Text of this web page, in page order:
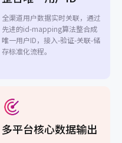
全渠道用户数据实时关联，通过
先进的id-mapping算法整合成
唯一用户ID，接入-验证-关联-储
存标准化流程。
多平台核心数据输出